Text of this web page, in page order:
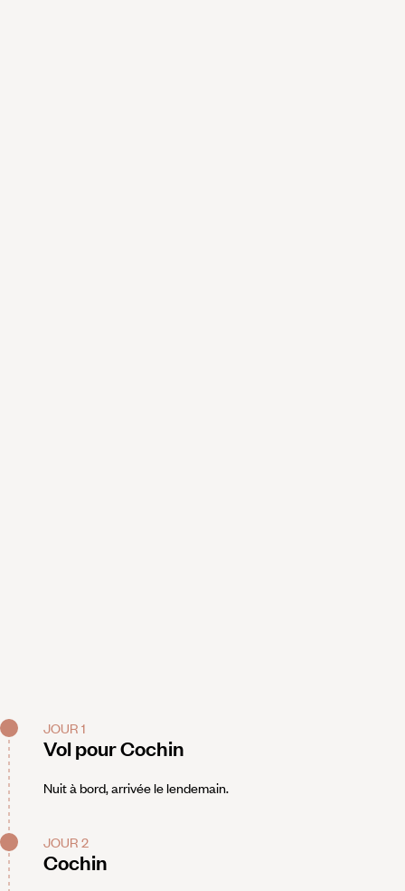
JOUR 1
Vol pour Cochin
Nuit à bord, arrivée le lendemain.
JOUR 2
Cochin